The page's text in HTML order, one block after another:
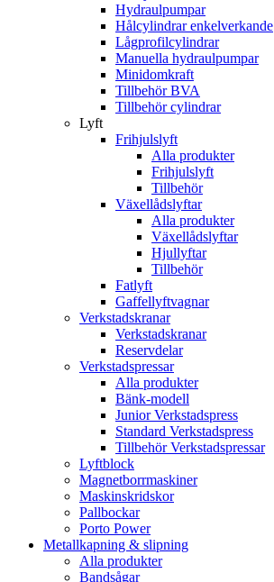
Hydraulpumpar
Hålcylindrar enkelverkande
Lågprofilcylindrar
Manuella hydraulpumpar
Minidomkraft
Tillbehör BVA
Tillbehör cylindrar
Lyft
Frihjulslyft
Alla produkter
Frihjulslyft
Tillbehör
Växellådslyftar
Alla produkter
Växellådslyftar
Hjullyftar
Tillbehör
Fatlyft
Gaffellyftvagnar
Verkstadskranar
Verkstadskranar
Reservdelar
Verkstadspressar
Alla produkter
Bänk-modell
Junior Verkstadspress
Standard Verkstadspress
Tillbehör Verkstadspressar
Lyftblock
Magnetborrmaskiner
Maskinskridskor
Pallbockar
Porto Power
Metallkapning & slipning
Alla produkter
Bandsågar